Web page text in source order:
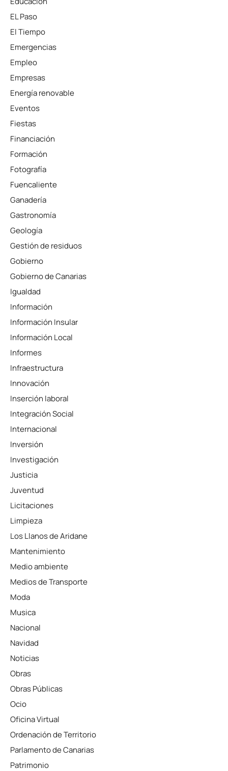
EL Paso
El Tiempo
Emergencias
Empleo
Empresas
Energía renovable
Eventos
Fiestas
Financiación
Formación
Fotografía
Fuencaliente
Ganadería
Gastronomía
Geología
Gestión de residuos
Gobierno
Gobierno de Canarias
Igualdad
Información
Información Insular
Información Local
Informes
Infraestructura
Innovación
Inserción laboral
Integración Social
Internacional
Inversión
Investigación
Justicia
Juventud
Licitaciones
Limpieza
Los Llanos de Aridane
Mantenimiento
Medio ambiente
Medios de Transporte
Moda
Musica
Nacional
Navidad
Noticias
Obras
Obras Públicas
Ocio
Oficina Virtual
Ordenación de Territorio
Parlamento de Canarias
Patrimonio